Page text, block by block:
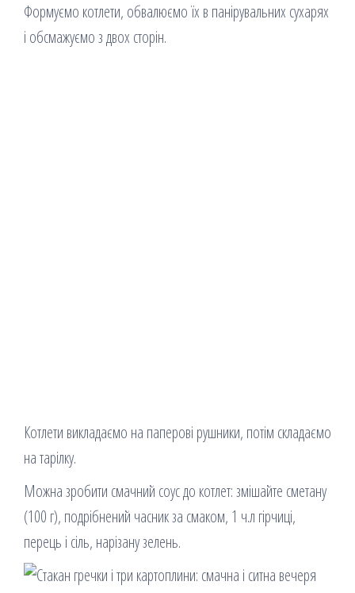
Формуємо котлети, обвалюємо їх в панірувальних сухарях
і обсмажуємо з двох сторін.
Котлети викладаємо на паперові рушники, потім складаємо
на тарілку.
Можна зробити смачний соус до котлет: змішайте сметану
(100 г), подрібнений часник за смаком, 1 ч.л гірчиці,
перець і сіль, нарізану зелень.